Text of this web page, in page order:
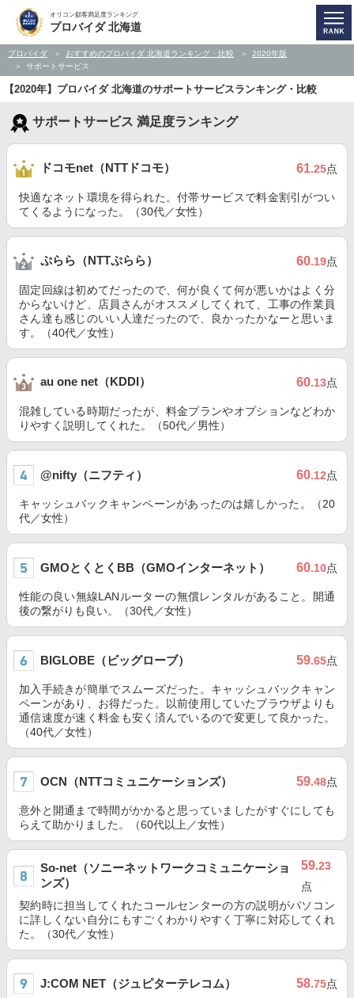
オリコン顧客満足度ランキング
プロバイダ 北海道
プロバイダ おすすめのプロバイダ 北海道ランキング・比較
2020年版
サポートサービス
【2020年】プロバイダ 北海道のサポートサービスランキング・比較
サポートサービス 満足度ランキング
ドコモnet（NTTドコモ） 61.25点
快適なネット環境を得られた。付帯サービスで料金割引がつい
てくるようになった。（30代／女性）
ぷらら（NTTぷらら） 60.19点
固定回線は初めてだったので、何が良くて何が悪いかはよく分
からないけど、店員さんがオススメしてくれて、工事の作業員
さん達も感じのいい人達だったので、良かったかなーと思いま
す。（40代／女性）
au one net（KDDI） 60.13点
混雑している時期だったが、料金プランやオプションなどわか
りやすく説明してくれた。（50代／男性）
@nifty（ニフティ） 60.12点
キャッシュバックキャンペーンがあったのは嬉しかった。（20
代／女性）
GMOとくとくBB（GMOインターネット） 60.10点
性能の良い無線LANルーターの無償レンタルがあること。開通
後の繋がりも良い。（30代／女性）
BIGLOBE（ビッグローブ） 59.65点
加入手続きが簡単でスムーズだった。キャッシュバックキャン
ペーンがあり、お得だった。以前使用していたブラウザよりも
通信速度が速く料金も安く済んでいるので変更して良かった。
（40代／女性）
OCN（NTTコミュニケーションズ） 59.48点
意外と開通まで時間がかかると思っていましたがすぐにしても
らえて助かりました。（60代以上／女性）
So-net（ソニーネットワークコミュニケーショ
ンズ）
59.23
点
契約時に担当してくれたコールセンターの方の説明がパソコン
に詳しくない自分にもすごくわかりやすく丁寧に対応してくれ
た。（30代／女性）
J:COM NET（ジュピターテレコム） 58.75点